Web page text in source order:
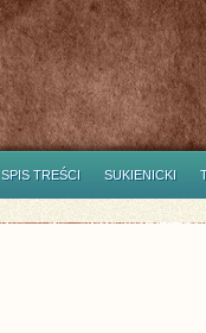
SPIS TREŚCI SUKIENICKI